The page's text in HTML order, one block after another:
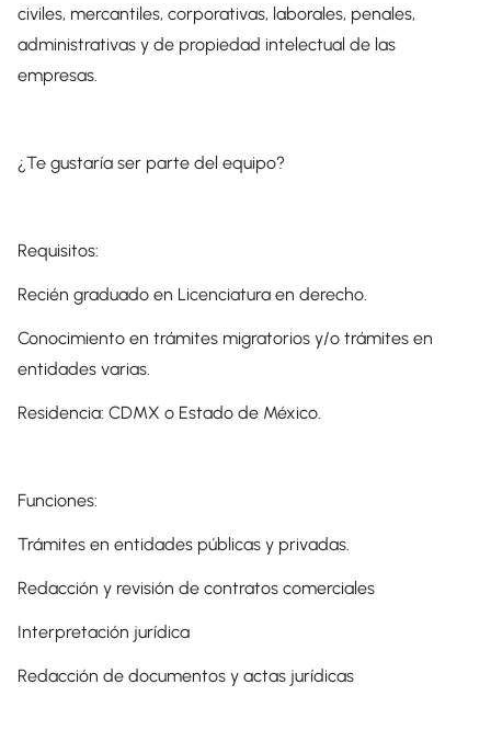
civiles, mercantiles, corporativas, laborales, penales,
administrativas y de propiedad intelectual de las
empresas.
¿Te gustaría ser parte del equipo?
Requisitos:
Recién graduado en Licenciatura en derecho.
Conocimiento en trámites migratorios y/o trámites en
entidades varias.
Residencia: CDMX o Estado de México.
Funciones:
Trámites en entidades públicas y privadas.
Redacción y revisión de contratos comerciales
Interpretación jurídica
Redacción de documentos y actas jurídicas